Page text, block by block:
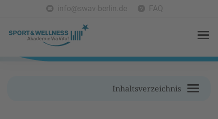
info@swav-berlin.de FAQ
Inhaltsverzeichnis